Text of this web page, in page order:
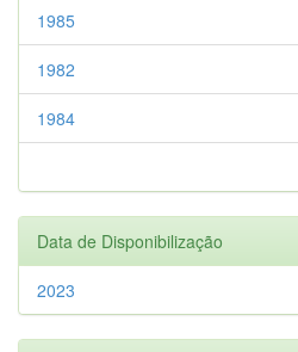
1985
1982
1984
Data de Disponibilização
2023